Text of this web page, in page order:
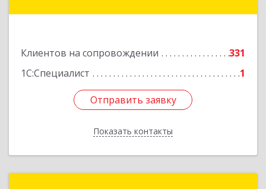
Клиентов на сопровождении
331
1С:Специалист
1
Отправить заявку
Показать контакты
Отправить заявку
Назад